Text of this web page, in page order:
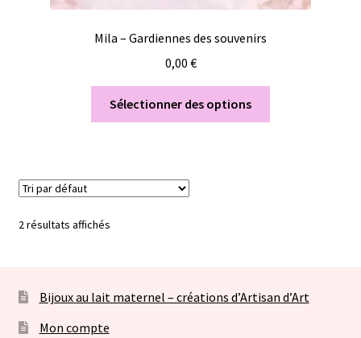
Mila – Gardiennes des souvenirs
0,00 €
Sélectionner des options
2 résultats affichés
Bijoux au lait maternel – créations d’Artisan d’Art
Mon compte